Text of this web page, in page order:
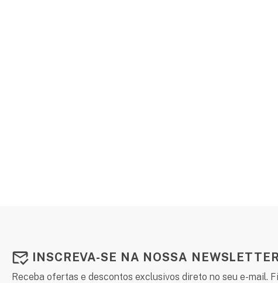
INSCREVA-SE NA NOSSA
Receba ofertas e descontos exclusivos direto no seu e-mail.